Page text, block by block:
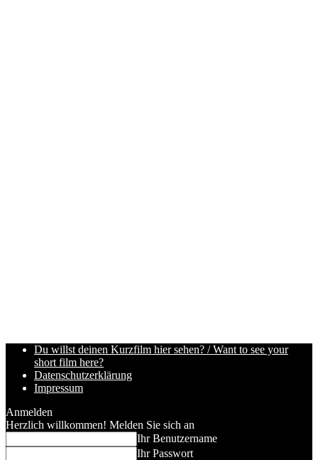
Du willst deinen Kurzfilm hier sehen? / Want to see your
short film here?
Datenschutzerklärung
Impressum
Anmelden
Herzlich willkommen! Melden Sie sich an
Ihr Benutzername
Ihr Passwort